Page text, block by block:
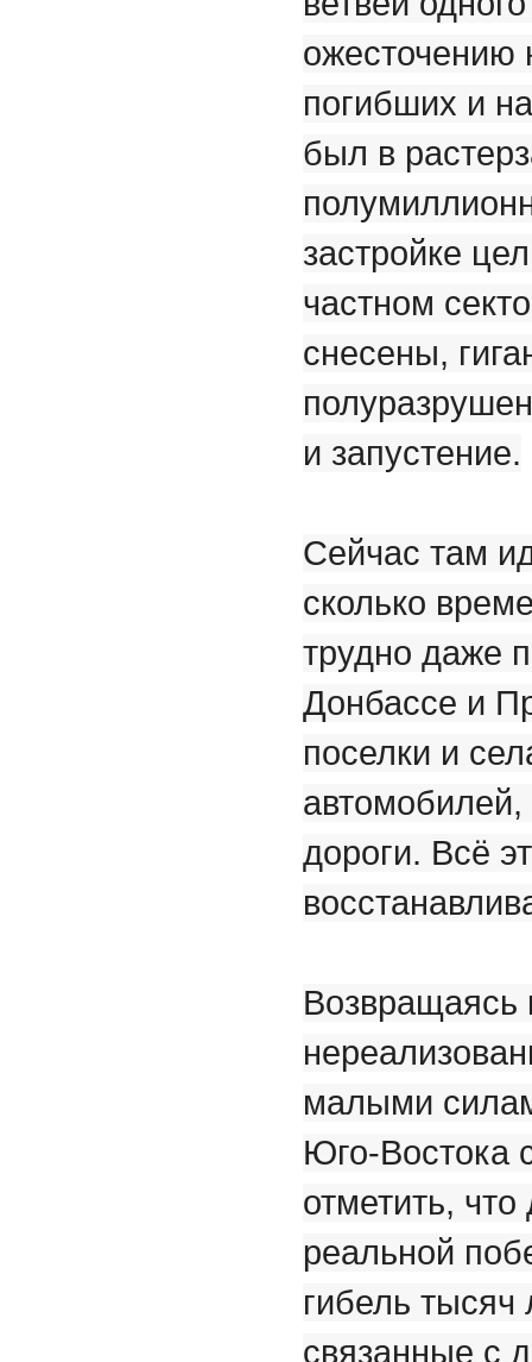
ожесточению
погибших и
был в
застройке
частном
снесены,
и запустение.
Сейчас там
сколько
трудно даже
Донбассе и
поселки и
дороги. Всё
Возвращаясь
малыми
Юго-Востока
отметить,
реальной
гибель
связанные с